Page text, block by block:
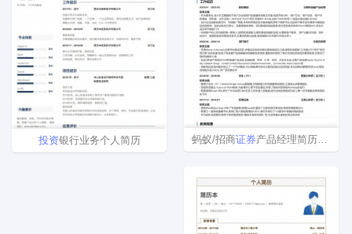
投资银行业务个人简历 蚂蚁/招商证券产品经理简历模版